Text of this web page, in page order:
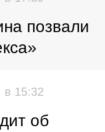
позвали
в 15:32
об